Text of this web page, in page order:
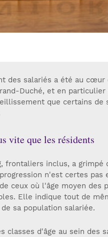
des salariés a été au cœur
Duché, et en particulier
que certains de
vite que les résidents
frontaliers inclus, a grimpé
n'est certes pas
ceux où l'âge moyen des
Elle indique tout de
sa population salariée.
d'âge au sein des